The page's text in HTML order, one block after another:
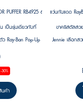
PUFFER RB4925 689673 Size 52
เป็นรุ่นเดียวกับที่
Ray-Ban Pop-Up
ด่นด้วยดีไซน์ร่วมสมัย
พร้อมความพอง
ที่กำลังเป็นเท
-30%
ค้า
แว่นกันแดด
ขาคริสตัลสว
Jennie เลือกส
Store แห่งแรก
ที่ยังคงเอกลัก
ตัวเป็นเอกลัก